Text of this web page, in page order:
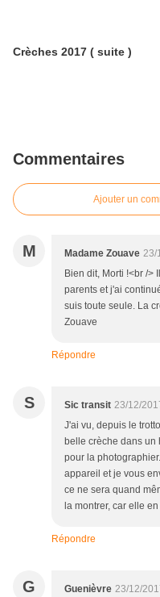
Crèches 2017 ( suite )
Commentaires
Ajouter un
M Madame Zouave 23/
Bien dit, Morti !<br />
parents et j'ai
suis toute seule. La
Zouave
Répondre
S Sic transit 23/12/
J'ai vu, depuis le
belle crèche dans un
pour la
appareil et je vous
ce ne sera quand
la montrer, car elle
Répondre
G Guenièvre 23/12/